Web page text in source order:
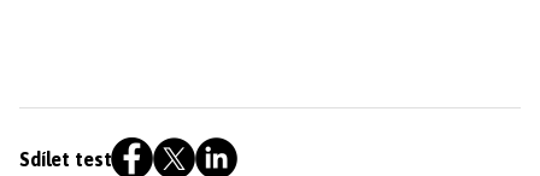
Sdílet test